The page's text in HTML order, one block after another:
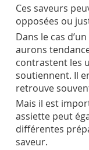
Ces saveurs
opposées ou
Dans le cas
aurons
contrastent les
soutiennent. Il
retrouve
Mais il est
assiette peut
différentes
saveur.